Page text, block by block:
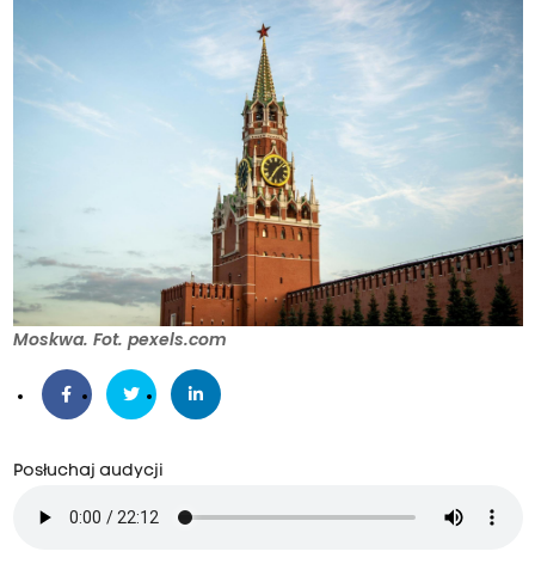
Moskwa. Fot. pexels.com
Posłuchaj audycji